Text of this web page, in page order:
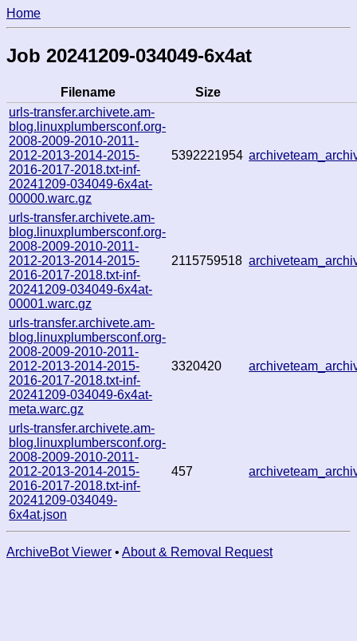
Home
Job 20241209-034049-6x4at
Filename
Size
urls-transfer.archivete.am-
blog.linuxplumbersconf.org-
2008-2009-2010-2011-
2012-2013-2014-2015-
2016-2017-2018.txt-inf-
20241209-034049-6x4at-
00000.warc.gz
5392221954
urls-transfer.archivete.am-
blog.linuxplumbersconf.org-
2008-2009-2010-2011-
2012-2013-2014-2015-
2016-2017-2018.txt-inf-
20241209-034049-6x4at-
00001.warc.gz
2115759518
urls-transfer.archivete.am-
blog.linuxplumbersconf.org-
2008-2009-2010-2011-
2012-2013-2014-2015-
2016-2017-2018.txt-inf-
20241209-034049-6x4at-
meta.warc.gz
3320420
urls-transfer.archivete.am-
blog.linuxplumbersconf.org-
2008-2009-2010-2011-
2012-2013-2014-2015-
2016-2017-2018.txt-inf-
20241209-034049-
6x4at.json
457
ArchiveBot Viewer • About & Removal Request